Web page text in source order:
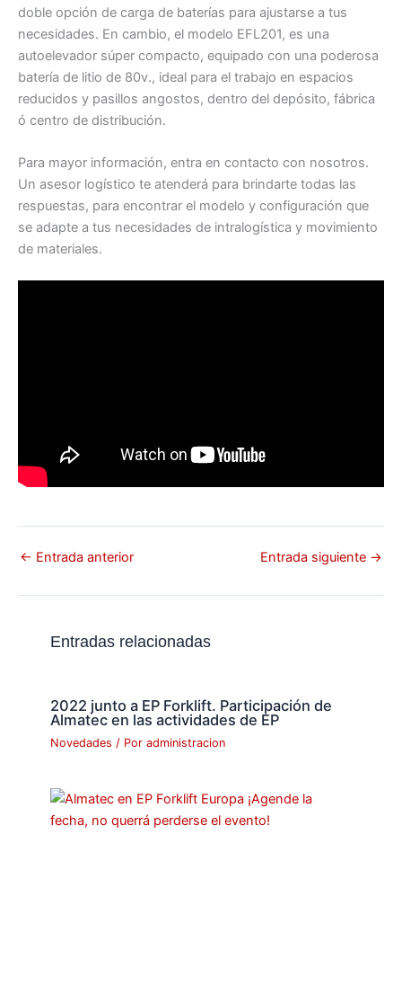
doble opción de carga de baterías para ajustarse a tus
necesidades. En cambio, el modelo EFL201, es una
autoelevador súper compacto, equipado con una poderosa
batería de litio de 80v., ideal para el trabajo en espacios
reducidos y pasillos angostos, dentro del depósito, fábrica
ó centro de distribución.
Para mayor información, entra en contacto con nosotros.
Un asesor logístico te atenderá para brindarte todas las
respuestas, para encontrar el modelo y configuración que
se adapte a tus necesidades de intralogística y movimiento
de materiales.
← Entrada anterior Entrada siguiente →
Entradas relacionadas
2022 junto a EP Forklift. Participación de
Almatec en las actividades de EP
Novedades / Poradministracion